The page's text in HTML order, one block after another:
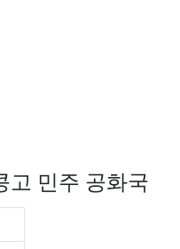
고 민주 공화국